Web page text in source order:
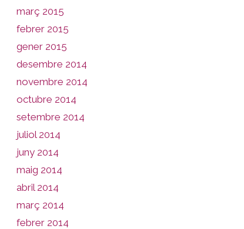
març 2015
febrer 2015
gener 2015
desembre 2014
novembre 2014
octubre 2014
setembre 2014
juliol 2014
juny 2014
maig 2014
abril 2014
març 2014
febrer 2014